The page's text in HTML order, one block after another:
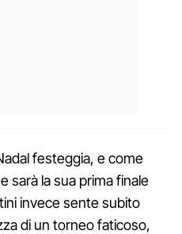
festeggia, e come
sarà la sua prima finale
invece sente subito
di un torneo faticoso,